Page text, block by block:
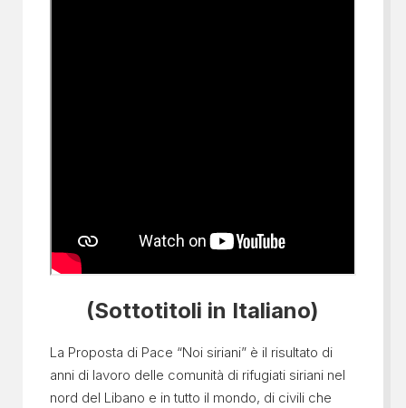
(Sottotitoli in Italiano)
La Proposta di Pace “Noi siriani” è il risultato di
anni di lavoro delle comunità di rifugiati siriani nel
nord del Libano e in tutto il mondo, di civili che